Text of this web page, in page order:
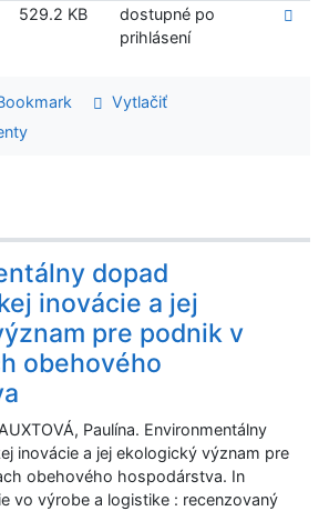
529.2 KB
dostupné po
prihlásení
Vytlačiť
dopad
inovácie a jej
pre podnik v
obehového
Paulína. Environmentálny
inovácie a jej ekologický význam pre
obehového hospodárstva. In
vo výrobe a logistike : recenzovaný